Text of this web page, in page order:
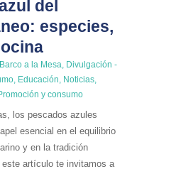
del
especies,
a la Mesa, Divulgación -
, Educación, Noticias,
y consumo
los pescados azules
esencial en el equilibrio
y en la tradición
artículo te invitamos a